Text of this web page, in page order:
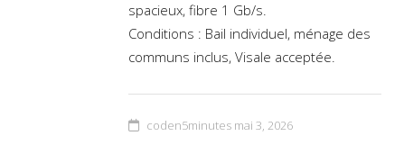
spacieux, fibre 1 Gb/s.
Conditions : Bail individuel, ménage des
communs inclus, Visale acceptée.
coden5minutes mai 3, 2026